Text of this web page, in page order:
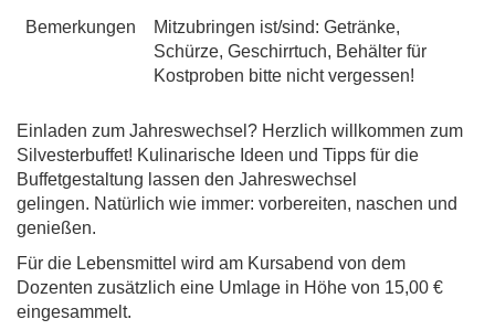
Bemerkungen
Mitzubringen ist/sind: Getränke,
Schürze, Geschirrtuch, Behälter für
Kostproben bitte nicht vergessen!
Einladen zum Jahreswechsel? Herzlich willkommen zum
Silvesterbuffet! Kulinarische Ideen und Tipps für die
Buffetgestaltung lassen den Jahreswechsel
gelingen. Natürlich wie immer: vorbereiten, naschen und
genießen.
Für die Lebensmittel wird am Kursabend von dem
Dozenten zusätzlich eine Umlage in Höhe von 15,00 €
eingesammelt.